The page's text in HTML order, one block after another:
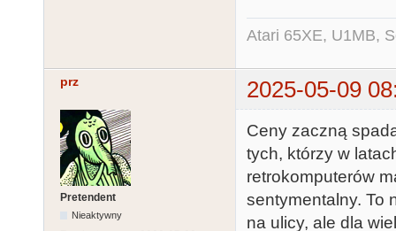
Atari 65XE, U1MB,
prz 2025-05-09
Pretendent
Nieaktywny
Ceny zaczną
tych, którzy w
retrokomputerów
sentymentalny. To
na ulicy, ale dla